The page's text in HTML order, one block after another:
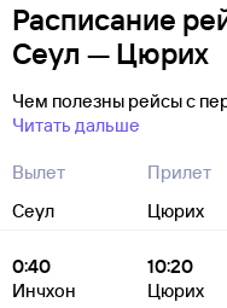
Расписание
Сеул — Цюрих
Чем полезны рейсы с
Читать дальше
Вылет
Сеул
Прилет
Цюрих
0:40
Инчхон
10:20
Цюрих